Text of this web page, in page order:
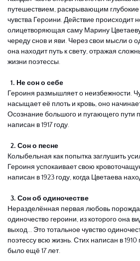
путешествием, раскрывающим
чувства Героини. Действие происходит
олицетворяющая саму Марину
череду снов и яви. Через свои мысли о
она находит путь к свету, отражая
жизни поэтессы.
1. Не сон о себе
Героиня размышляет о неизбежности.
насыщает её плоть и кровь, оно
Осознание большого и пугающего пути
написан в 1917 году.
2. Сон о песне
Колыбельная как попытка заглушить
Героиня успокаивает свою
написан в 1923 году, когда Цветаева
3. Сон об одиночестве
Неразделённая первая любовь
одиночество героини, из которого она
выход... Это тотальное чувство
поэтессу всю жизнь. Стих написан в 1910
было ещё 17 лет.